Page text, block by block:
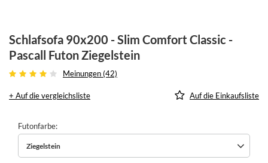
Schlafsofa 90x200 - Slim Comfort Classic -
Pascall Futon Ziegelstein
Meinungen (42)
+ Auf die vergleichsliste Auf die Einkaufsliste
Futonfarbe
Ziegelstein